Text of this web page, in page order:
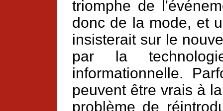
triomphe de
donc de la mode, et
insisterait sur le
par la
informationnelle.
peuvent être vrais à
problème de